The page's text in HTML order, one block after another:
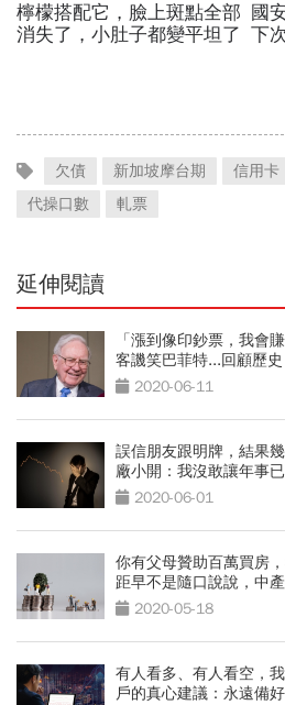
檸檬搭配它，臉上斑點全部
消失了，小肚子都變平坦了
國
下
翻
欠債 新加坡摩台期 信用卡
代操口數
軋票
延伸閱讀
「漲到像印鈔票，我會
客譏笑巴菲特...回顧歷
2020-06-11
誤信朋友跟明牌，結果
廠小開：我沒敢讓年事
2020-06-01
你有父母贊助百萬買房
距早不是隨口說說，中
2020-05-18
有人看多、有人看空，
戶的真心建議：永遠備